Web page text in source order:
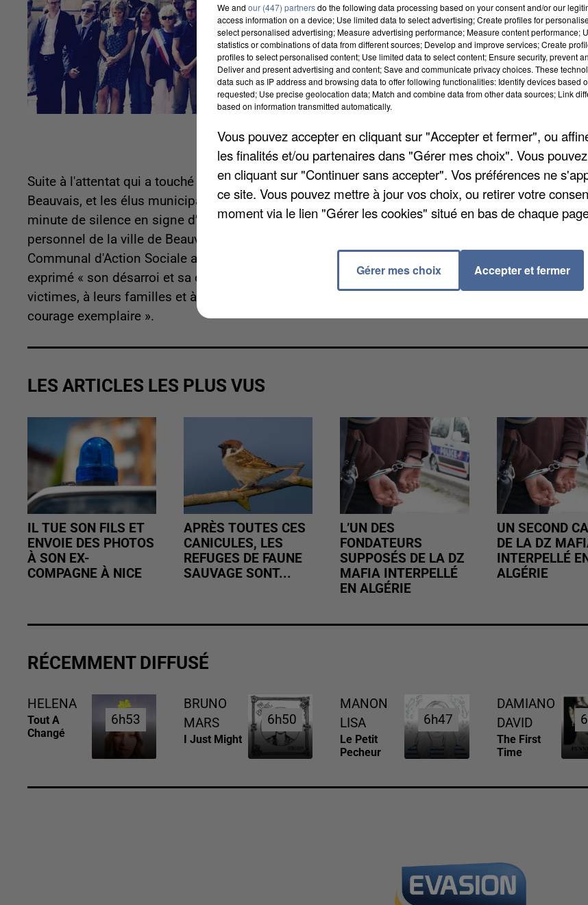
Suite à l'attentat qui a touché hier soir Nice, lors de la Fête Nationale, Caroline Cayeux, maire de
Beauvais, et les élus municipaux se rassembleront sur le parvis de l’Hôtel de Ville, pour observer
minute de silence en signe d’hommage aux victimes, ce vendredi 15 juillet 2016 à midi.
personnel de la ville de Beauvais, de la Communauté d'Agglomération du Beauvaisis et du Centre
Communal d'Action Sociale a été convié à se joindre à ce moment de recueillement. Caroline
exprimé « son désarroi et sa colère face à ce nouvel acte de barbarie, toutes ses pensées vont aux
victimes, à leurs familles et à leur proches ainsi qu’aux forces de sécurité qui ont fait preuve d'un
courage exemplaire ».
LES ARTICLES LES PLUS VUS
IL TUE SON FILS ET
ENVOIE DES PHOTOS
À SON EX-
COMPAGNE À NICE
APRÈS TOUTES CES
CANICULES, LES
REFUGES DE FAUNE
SAUVAGE SONT...
L’UN DES
FONDATEURS
SUPPOSÉS DE LA DZ
MAFIA INTERPELLÉ
EN ALGÉRIE
UN SECOND
DE LA DZ
INTERPELLÉ
ALGÉRIE
RÉCEMMENT DIFFUSÉ
HELENA
Tout A
Changé
6h53
6h53
BRUNO
MARS
I Just Might
6h50
6h50
MANON
LISA
Le Petit
Pecheur
6h47
6h47
DAMIANO
DAVID
The First
Time
We and our (447) partnersdo the following data processing based on your consent and/or our
access information on a device; Use limited data to select advertising; Create profiles for
select personalised advertising; Measure advertising performance; Measure content performance;
statistics or combinations of data from different sources; Develop and improve services; Create
profiles to select personalised content; Use limited data to select content; Ensure security, prevent
Deliver and present advertising and content; Save and communicate privacy choices. These
data such as IP address and browsing data to offer following functionalities: Identify devices based
requested; Use precise geolocation data; Match and combine data from other data sources; Link
based on information transmitted automatically.
Vous pouvez accepter en cliquant sur "Accepter et fermer", ou
les finalités et/ou partenaires dans "Gérer mes choix". Vous
en cliquant sur "Continuer sans accepter". Vos préférences ne
ce site. Vous pouvez mettre à jour vos choix, ou retirer votre
moment via le lien "Gérer les cookies" situé en bas de chaque
Gérer mes choix Accepter et fermer